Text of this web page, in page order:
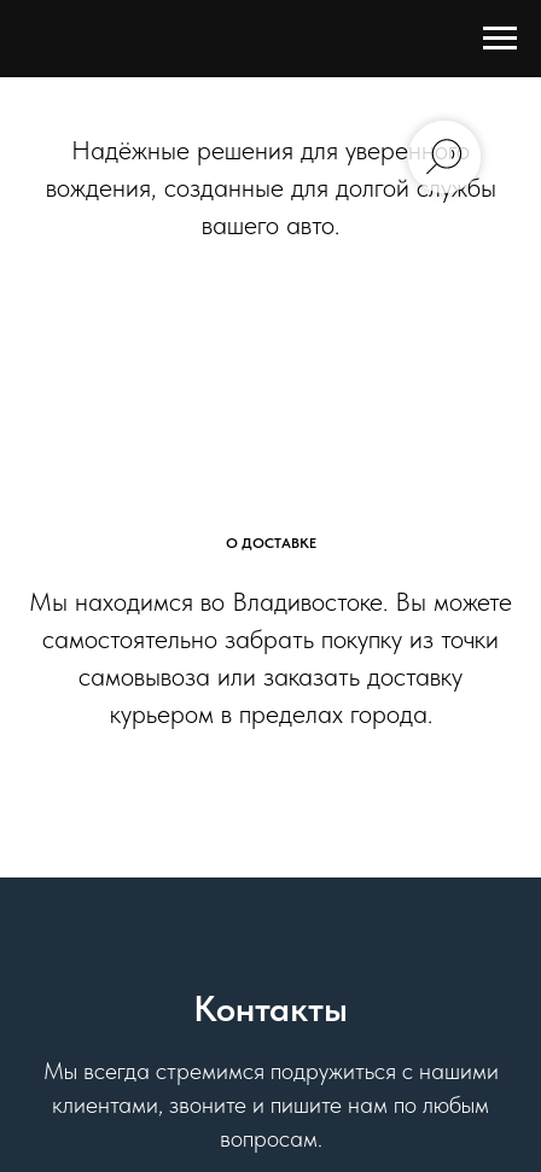
Надёжные решения для уверенного
вождения, созданные для долгой службы
вашего авто.
О ДОСТАВКЕ
Мы находимся во Владивостоке. Вы можете
самостоятельно забрать покупку из точки
самовывоза или заказать доставку
курьером в пределах города.
Контакты
Мы всегда стремимся подружиться с нашими
клиентами, звоните и пишите нам по любым
вопросам.